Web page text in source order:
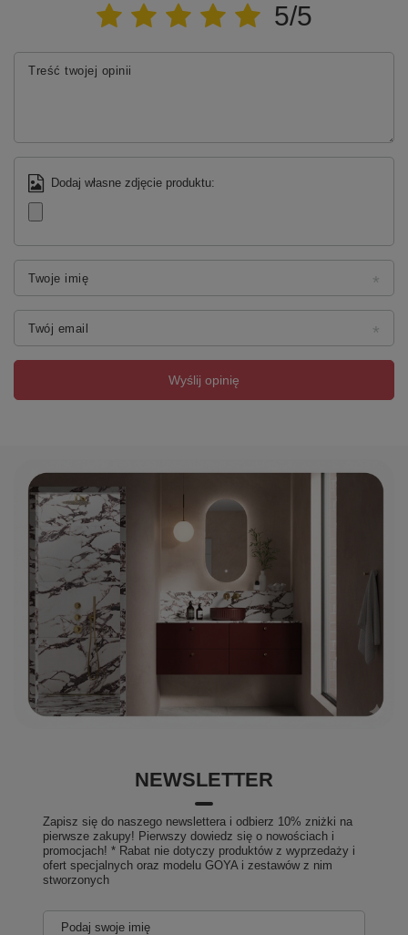
5/5
Treść twojej opinii
Dodaj własne zdjęcie produktu:
Twoje imię
Twój email
Wyślij opinię
NEWSLETTER
Zapisz się do naszego newslettera i odbierz 10% zniżki na
pierwsze zakupy! Pierwszy dowiedz się o nowościach i
promocjach! * Rabat nie dotyczy produktów z wyprzedaży i
ofert specjalnych oraz modelu GOYA i zestawów z nim
stworzonych
Podaj swoje imię